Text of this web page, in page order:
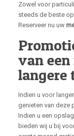
Zowel voor
steeds de beste
Reserveer nu uw
van
langere
Indien u voor
genieten van deze
Indien u een
bieden wij u bij